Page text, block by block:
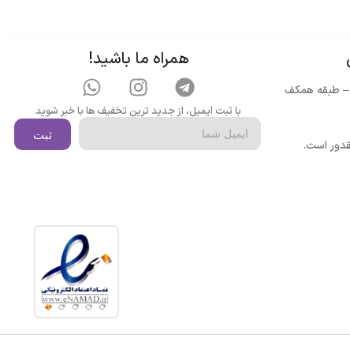
– طبقه همکف
است.
همراه ما باشید!
با ثبت ایمیل، از جدید ترین تخفیف ها با خبر شوید
ثبت